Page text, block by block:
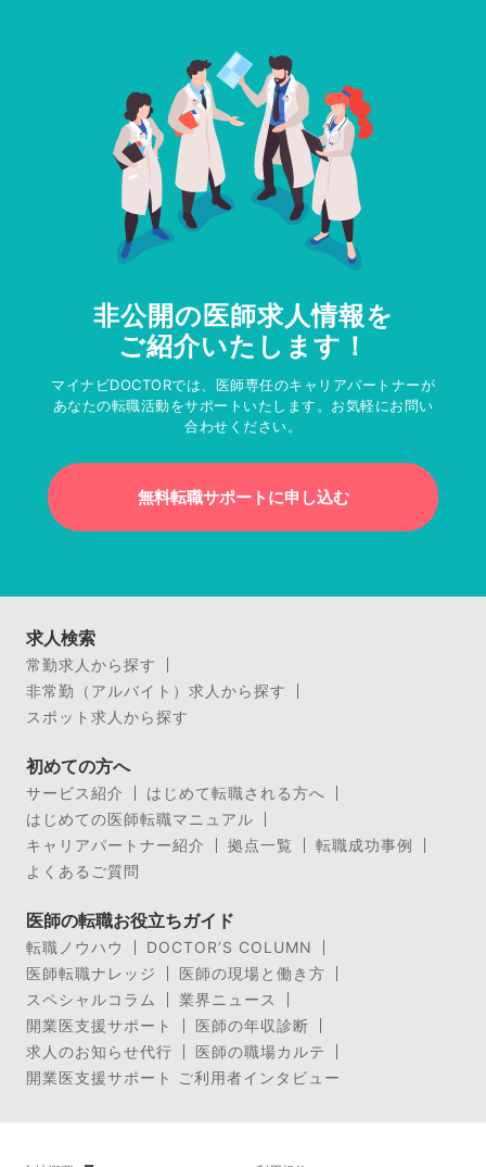
非公開の医師求人情報を
ご紹介いたします！
マイナビDOCTORでは、医師専任のキャリアパートナーが
あなたの転職活動をサポートいたします。お気軽にお問い
合わせください。
無料転職サポートに申し込む
求人検索
常勤求人から探す
非常勤（アルバイト）求人から探す
スポット求人から探す
初めての方へ
サービス紹介
はじめて転職される方へ
はじめての医師転職マニュアル
キャリアパートナー紹介
拠点一覧
転職成功事例
よくあるご質問
医師の転職お役立ちガイド
転職ノウハウ
DOCTOR’S COLUMN
医師転職ナレッジ
医師の現場と働き方
スペシャルコラム
業界ニュース
開業医支援サポート
医師の年収診断
求人のお知らせ代行
医師の職場カルテ
開業医支援サポート ご利用者インタビュー